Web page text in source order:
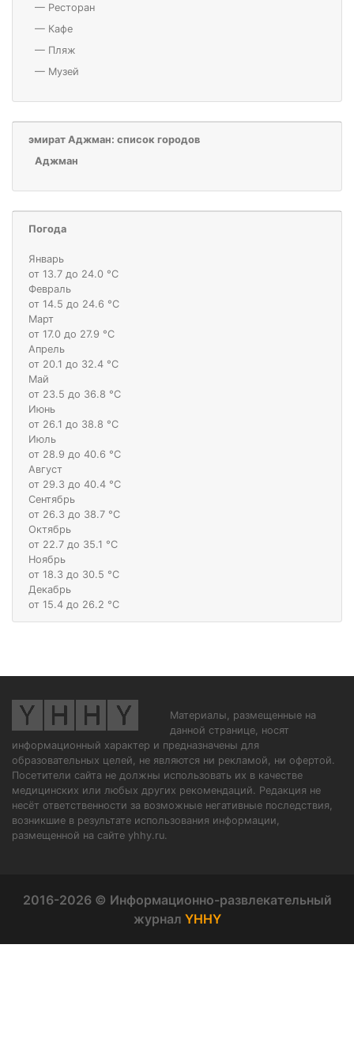
— Ресторан
— Кафе
— Пляж
— Музей
эмират Аджман: список городов
Аджман
Погода
Январь
от 13.7 до 24.0 °С
Февраль
от 14.5 до 24.6 °С
Март
от 17.0 до 27.9 °С
Апрель
от 20.1 до 32.4 °С
Май
от 23.5 до 36.8 °С
Июнь
от 26.1 до 38.8 °С
Июль
от 28.9 до 40.6 °С
Август
от 29.3 до 40.4 °С
Сентябрь
от 26.3 до 38.7 °С
Октябрь
от 22.7 до 35.1 °С
Ноябрь
от 18.3 до 30.5 °С
Декабрь
от 15.4 до 26.2 °С
Материалы, размещенные на
данной странице, носят
информационный характер и предназначены для
образовательных целей, не являются ни рекламой, ни офертой.
Посетители сайта не должны использовать их в качестве
медицинских или любых других рекомендаций. Редакция не
несёт ответственности за возможные негативные последствия,
возникшие в результате использования информации,
размещенной на сайте yhhy.ru.
2016-2026 © Информационно-развлекательный
журнал YHHY